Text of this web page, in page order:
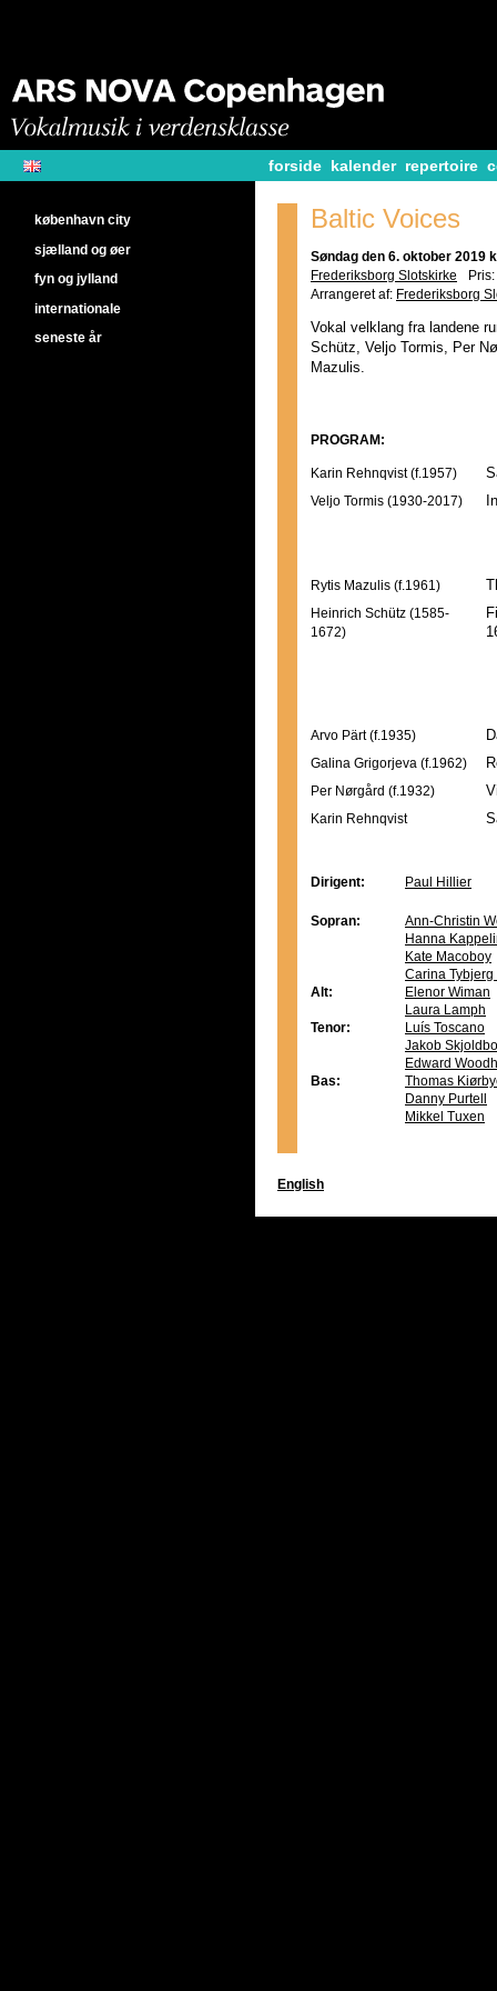
forside kalender repertoire
Baltic Voices
Søndag den 6. oktober 2019
Frederiksborg Slotskirke
Arrangeret af: Frederiksborg
Vokal velklang fra landene
Schütz, Veljo Tormis, Per
Mazulis.
PROGRAM:
Karin Rehnqvist (f.1957)
Veljo Tormis (1930-2017)
Rytis Mazulis (f.1961)
Heinrich Schütz (1585-
1672)
Arvo Pärt (f.1935)
Galina Grigorjeva (f.1962)
Per Nørgård (f.1932)
Karin Rehnqvist
Dirigent: Paul Hillier
Sopran:
Ann-Christin
Hanna
Kate Macoboy
Carina
Alt:
Elenor Wiman
Laura Lamph
Tenor:
Luís Toscano
Jakob
Edward
Bas:
Thomas
Danny Purtell
Mikkel Tuxen
English
københavn city
sjælland og øer
fyn og jylland
internationale
seneste år